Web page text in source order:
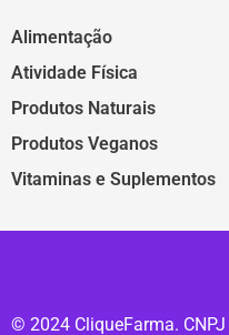
Alimentação
Atividade Física
Produtos Naturais
Produtos Veganos
Vitaminas e Suplementos
© 2024 CliqueFarma. CNPJ